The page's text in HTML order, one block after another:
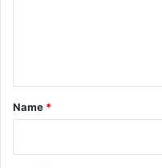
*
Name *